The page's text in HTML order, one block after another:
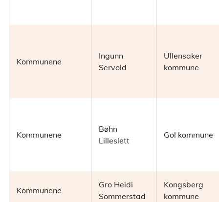
Kommunene
Ingunn
Servold
Ullensaker
kommune
Kommunene
Bøhn
Lilleslett
Gol kommune
Kommunene
Gro Heidi
Sommerstad
Kongsberg
kommune